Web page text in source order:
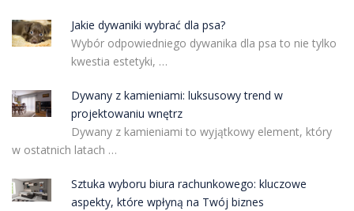
Jakie dywaniki wybrać dla psa?
Wybór odpowiedniego dywanika dla psa to nie tylko
kwestia estetyki, …
Dywany z kamieniami: luksusowy trend w
projektowaniu wnętrz
Dywany z kamieniami to wyjątkowy element, który
w ostatnich latach …
Sztuka wyboru biura rachunkowego: kluczowe
aspekty, które wpłyną na Twój biznes